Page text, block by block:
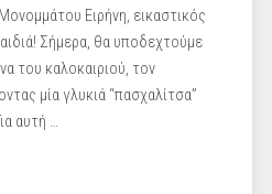
Ειρήνη, εικαστικός
Σήμερα, θα υποδεχτούμε
του καλοκαιριού, τον
μία γλυκιά “πασχαλίτσα”
αυτή …